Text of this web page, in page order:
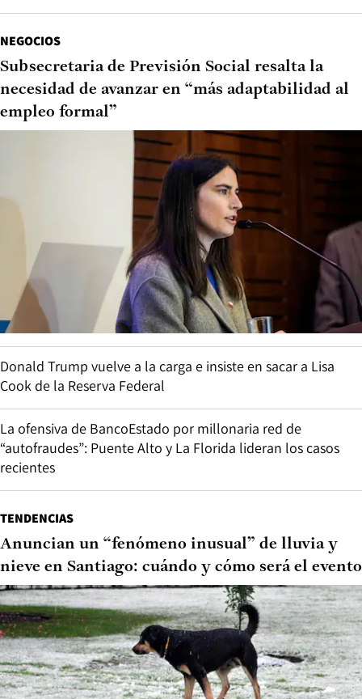
NEGOCIOS
Subsecretaria de Previsión Social resalta la
necesidad de avanzar en “más adaptabilidad al
empleo formal”
Donald Trump vuelve a la carga e insiste en sacar a Lisa
Cook de la Reserva Federal
La ofensiva de BancoEstado por millonaria red de
“autofraudes”: Puente Alto y La Florida lideran los casos
recientes
TENDENCIAS
Anuncian un “fenómeno inusual” de lluvia y
nieve en Santiago: cuándo y cómo será el evento